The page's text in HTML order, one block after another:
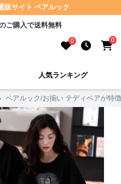
販サイト ペアルック
ご購入で送料無料
0 0
人気ランキング
› ペアルック/お揃い テディベアが特